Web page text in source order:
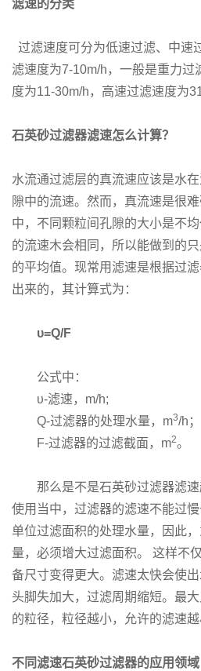
滤速的分类
过滤速度可分为低速过滤、中速
滤速度为7-10m/h，一般是重力过
度为11-30m/h，高速过滤速度为
石英砂过滤器滤速怎么计算？
水流通过滤层的真流速应该是水
隙中的流速。然而，真流速是很
中，不同颗粒间孔隙的大小是不
的流速木会相同，所以能做到的
的平均值。现常用滤速是根据过
出来的，其计算式为：
υ=Q/F
公式中：
υ-滤速，m/h;
Q-过滤器的处理水量，m3/h；
F-过滤器的过滤截面，m2。
那么是不是石英砂过滤器滤速
使用当中，过滤器的滤速不能过
单位过滤面积的处理水量，因此
量，必须增大过滤面积。 这样不
备尺寸变得更大。滤速太快会使
头脚失加大，过滤周期缩短。最
的粒径，粒径越小，允许的滤速越
不同滤速石英砂过滤器的应用领域